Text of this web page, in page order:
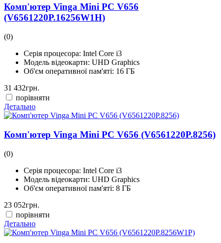
Комп'ютер Vinga Mini PC V656
(V6561220P.16256W1H)
(0)
Серія процесора: Intel Core i3
Модель відеокарти: UHD Graphics
Об'єм оперативної пам'яті: 16 ГБ
31 432грн.
порівняти
Детально
Комп'ютер Vinga Mini PC V656 (V6561220P.8256)
(0)
Серія процесора: Intel Core i3
Модель відеокарти: UHD Graphics
Об'єм оперативної пам'яті: 8 ГБ
23 052грн.
порівняти
Детально